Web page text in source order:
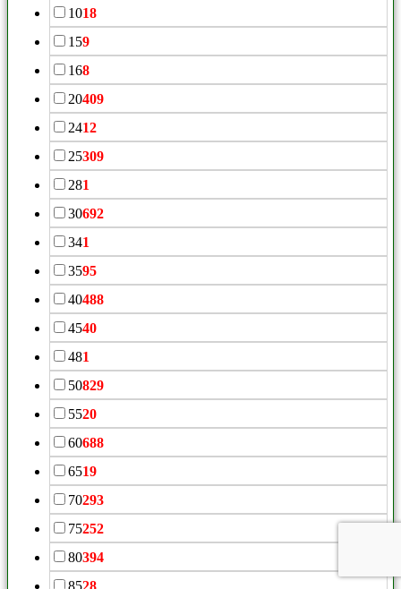
1018
159
168
20409
2412
25309
281
30692
341
3595
40488
4540
481
50829
5520
60688
6519
70293
75252
80394
8528